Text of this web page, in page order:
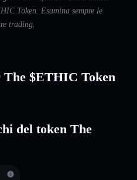
Token. Esamina sempre le
trading.
$ETHIC Token
del token The